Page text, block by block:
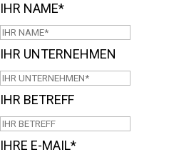
IHR NAME*
IHR UNTERNEHMEN
IHR BETREFF
IHRE E-MAIL*